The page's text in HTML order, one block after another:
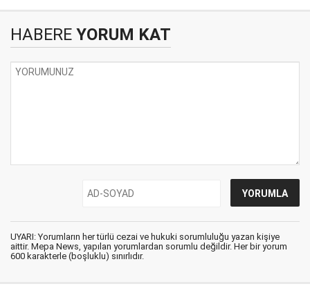
HABERE YORUM KAT
UYARI: Yorumların her türlü cezai ve hukuki sorumluluğu yazan kişiye
aittir. Mepa News, yapılan yorumlardan sorumlu değildir. Her bir yorum
600 karakterle (boşluklu) sınırlıdır.